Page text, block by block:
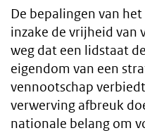
De bepalingen van
inzake de vrijheid van
weg dat een lidstaat
eigendom van een
vennootschap
verwerving afbreuk
nationale belang om